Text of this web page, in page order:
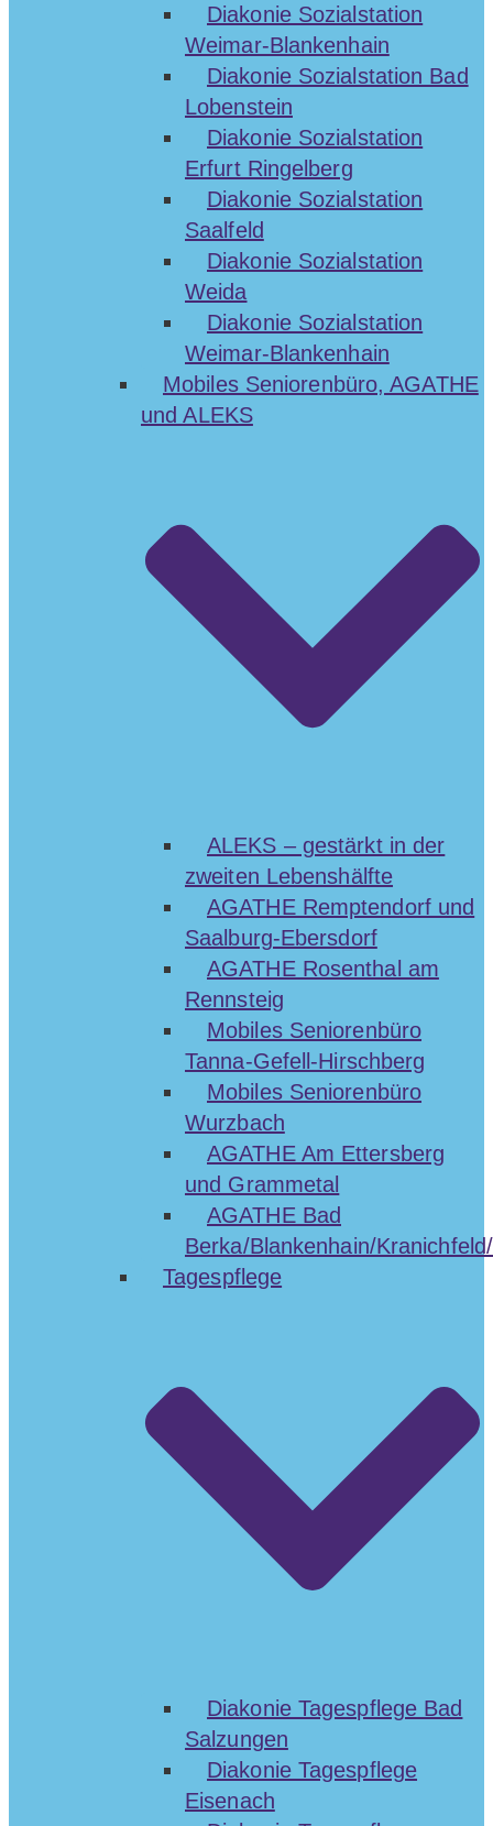
Diakonie Sozialstation
Weimar-Blankenhain
Diakonie Sozialstation Bad
Lobenstein
Diakonie Sozialstation
Erfurt Ringelberg
Diakonie Sozialstation
Saalfeld
Diakonie Sozialstation
Weida
Diakonie Sozialstation
Weimar-Blankenhain
Mobiles Seniorenbüro, AGATHE
und ALEKS
ALEKS – gestärkt in der
zweiten Lebenshälfte
AGATHE Remptendorf und
Saalburg-Ebersdorf
AGATHE Rosenthal am
Rennsteig
Mobiles Seniorenbüro
Tanna-Gefell-Hirschberg
Mobiles Seniorenbüro
Wurzbach
AGATHE Am Ettersberg
und Grammetal
AGATHE Bad
Berka/Blankenhain/
Tagespflege
Diakonie Tagespflege Bad
Salzungen
Diakonie Tagespflege
Eisenach